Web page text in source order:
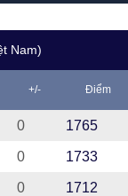
Nam)
+/- Điểm
0 1765
0 1733
0 1712